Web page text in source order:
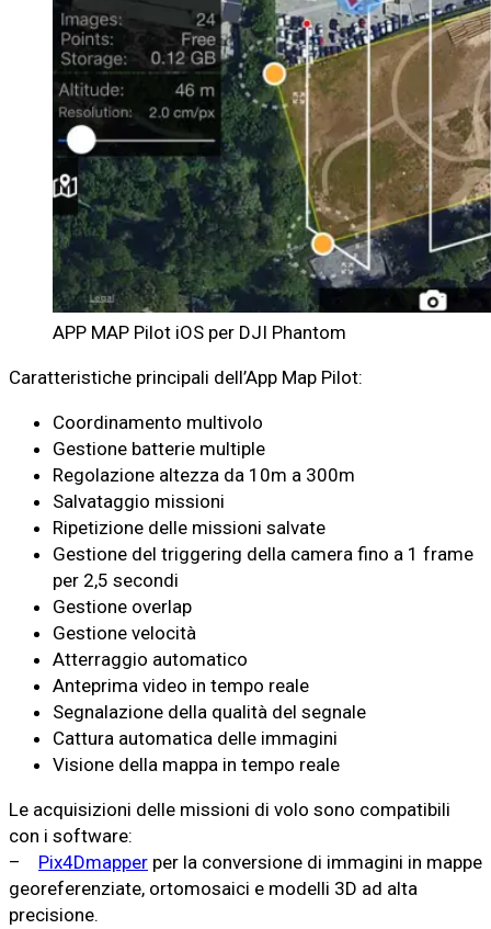
APP MAP Pilot iOS per DJI Phantom
Caratteristiche principali dell’App Map Pilot:
Coordinamento multivolo
Gestione batterie multiple
Regolazione altezza da 10m a 300m
Salvataggio missioni
Ripetizione delle missioni salvate
Gestione del triggering della camera fino a 1 frame
per 2,5 secondi
Gestione overlap
Gestione velocità
Atterraggio automatico
Anteprima video in tempo reale
Segnalazione della qualità del segnale
Cattura automatica delle immagini
Visione della mappa in tempo reale
Le acquisizioni delle missioni di volo sono compatibili
con i software:
– Pix4Dmapper per la conversione di immagini in mappe
georeferenziate, ortomosaici e modelli 3D ad alta
precisione.